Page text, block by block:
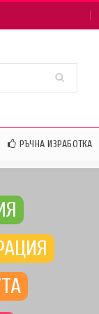
РЪЧНА ИЗРАБОТКА